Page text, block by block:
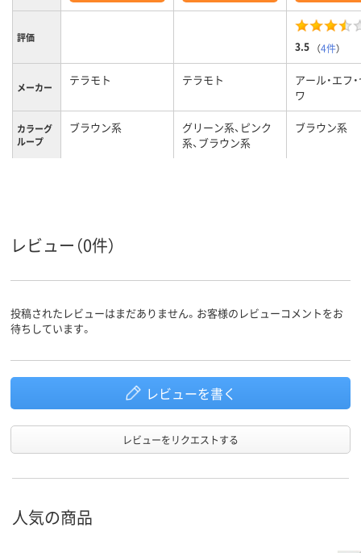
評価
3.5 （4件）
メーカー テラモト テラモト
アール・エフ
ワ
カラーグ
ループ
ブラウン系
グリーン系、ピンク
系、ブラウン系
ブラウン系
レビュー（0件）
投稿されたレビューはまだありません。お客様のレビューコメントをお
待ちしています。
レビューを書く
レビューをリクエストする
人気の商品